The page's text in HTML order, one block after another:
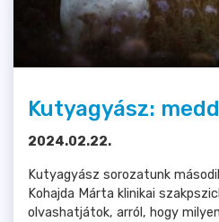
Kutyagyász:
2024.02.22.
Kutyagyász sorozatunk
Kohajda Márta klinikai
olvashatjátok, arról, hogy